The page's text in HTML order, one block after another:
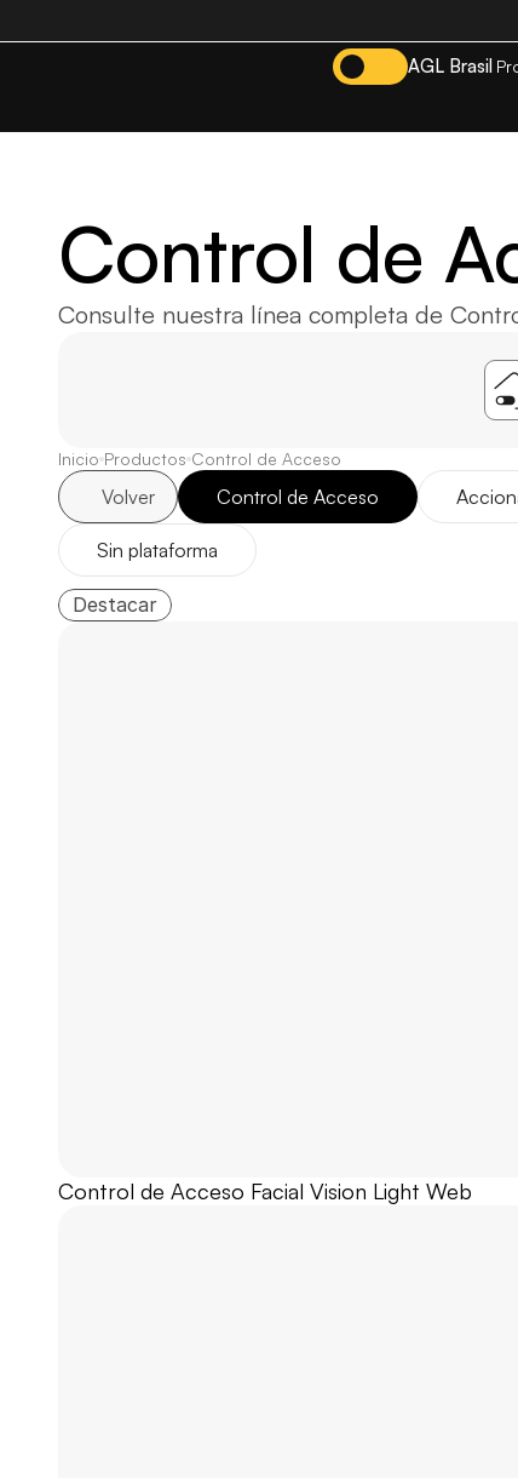
AGL Brasil
Control de
Consulte nuestra línea completa de
Inicio Productos Control de Acceso
Volver Control de Acceso
Sin plataforma
Destacar
Control de Acceso Facial Vision Light Web